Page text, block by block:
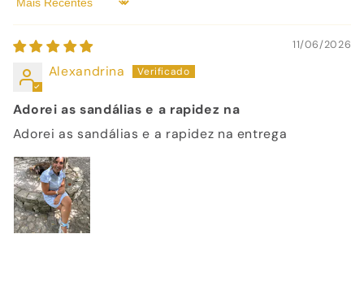
Sort by
11/06/2026
Alexandrina
Adorei as sandálias e a rapidez na
Adorei as sandálias e a rapidez na entrega